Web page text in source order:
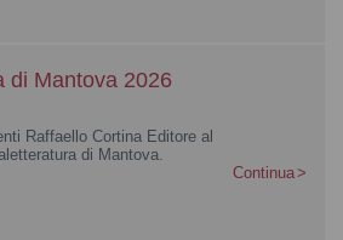
di Mantova 2026
Raffaello Cortina Editore al
di Mantova.
Continua